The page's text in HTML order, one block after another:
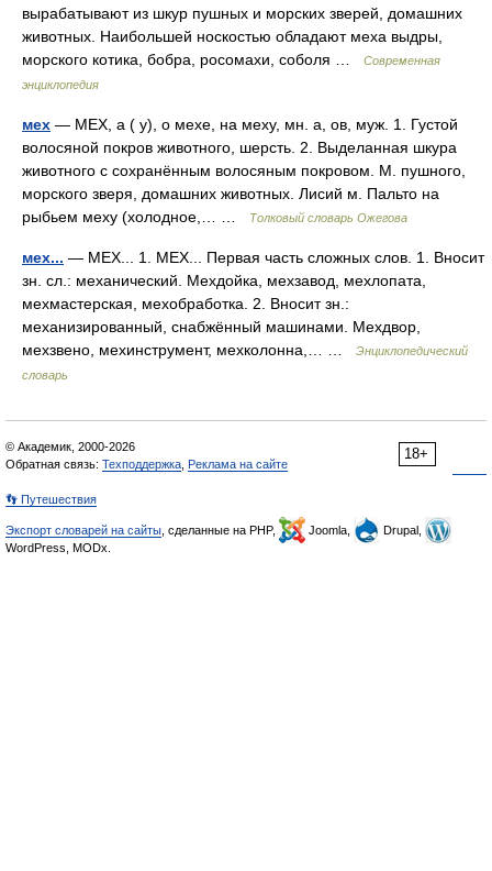
вырабатывают из шкур пушных и морских зверей, домашних
животных. Наибольшей носкостью обладают меха выдры,
морского котика, бобра, росомахи, соболя …
Современная
энциклопедия
мех — МЕХ, а ( у), о мехе, на меху, мн. а, ов, муж. 1. Густой
волосяной покров животного, шерсть. 2. Выделанная шкура
животного с сохранённым волосяным покровом. М. пушного,
морского зверя, домашних животных. Лисий м. Пальто на
рыбьем меху (холодное,… …
Толковый словарь Ожегова
мех... — МЕХ... 1. МЕХ... Первая часть сложных слов. 1. Вносит
зн. сл.: механический. Мехдойка, мехзавод, мехлопата,
мехмастерская, мехобработка. 2. Вносит зн.:
механизированный, снабжённый машинами. Мехдвор,
мехзвено, мехинструмент, мехколонна,… …
Энциклопедический
словарь
18+
© Академик, 2000-2026
Обратная связь: Техподдержка Реклама на сайте
👣 Путешествия
Экспорт словарей на сайты , сделанные на PHP, Joomla,
Drupal,
WordPress, MODx.